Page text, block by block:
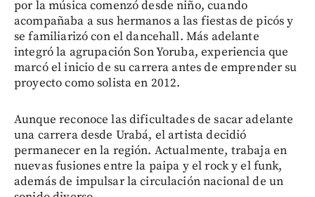
por la música comenzó desde niño, cuando
acompañaba a sus hermanos a las fiestas de picós y
se familiarizó con el dancehall. Más adelante
integró la agrupación Son Yoruba, experiencia que
marcó el inicio de su carrera antes de emprender su
proyecto como solista en 2012.
Aunque reconoce las dificultades de sacar adelante
una carrera desde Urabá, el artista decidió
permanecer en la región. Actualmente, trabaja en
nuevas fusiones entre la paipa y el rock y el funk,
además de impulsar la circulación nacional de un